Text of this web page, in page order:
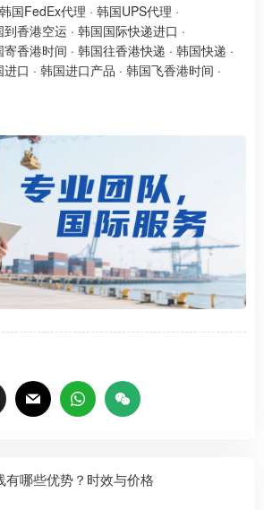
韩国FedEx代理 · 韩国UPS代理 ·
到香港空运 · 韩国国际快递进口 ·
寄香港时间 · 韩国往香港快递 · 韩国快递 ·
进口 · 韩国进口产品 · 韩国飞香港时间 ·
哪些优势？时效与价格